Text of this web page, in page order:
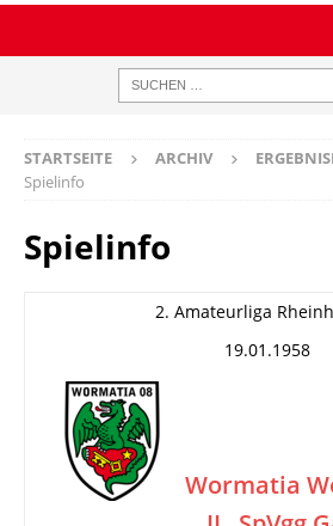
STARTSEITE ARCHIV
Spielinfo
Spielinfo
2. Amateurliga
19.01.1958
Wormatia